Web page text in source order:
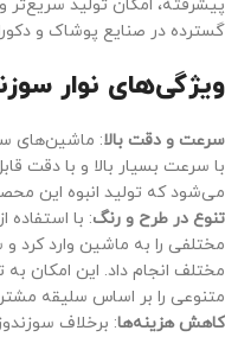
پیشرفته، امکان تولید سریع‌تر
گسترده در صنایع پوشاک و
ویژگی‌های نوار
سرعت و دقت بالا: ماشین‌های
با سرعت بسیار بالا و با دقت
می‌شود که تولید انبوه این
تنوع در طرح و رنگ: با
مختلفی را به ماشین وارد کرد
مختلف انجام داد. این امکان
متنوعی را بر اساس سلیقه
کاهش هزینه‌ها: برخلاف